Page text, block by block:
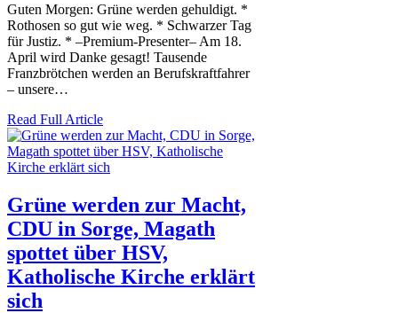
Guten Morgen: Grüne werden gehuldigt. *
Rothosen so gut wie weg. * Schwarzer Tag
für Justiz. * –Premium-Presenter– Am 18.
April wird Danke gesagt! Tausende
Franzbrötchen werden an Berufskraftfahrer
– unsere…
Read Full Article
Grüne werden zur Macht,
CDU in Sorge, Magath
spottet über HSV,
Katholische Kirche erklärt
sich